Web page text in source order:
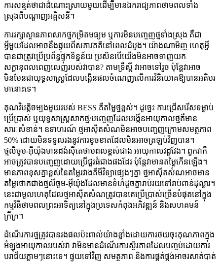
ការសន្មត់ថាជាដំណោះស្រាយមួយដើម្បីមានឯករាជ្យភាពថាមពលទាំង
ស្រុងពីបណ្តាញអគ្គិសនី។
ការរក្សាស្ថានភាពសាកថ្មកម្រិតមធ្យម ឬការមិនបញ្ចេញថ្មទាំងស្រុង គឺជា
អ្វីមួយដែលអាចនឹងផ្ទុយពីសភាវគតិនៅពេលដំបូង។ យ៉ាងណាមិញ ហេតុអ្វី
បានជាត្រូវប្រើប្រព័ន្ធផ្ទុកទិន្នន័យ ប្រសិនបើយើងមិនអាចទាញយក
សក្តានុពលពេញលេញរបស់វាបាន? តាមទ្រឹស្តី វាអាចទៅរួច ប៉ុន្តែវាអាច
មិនមែនជាយុទ្ធសាស្ត្រដែលបង្កើនផលចំណេញលើការវិនិយោគឱ្យបានអតិបរ
មានោះទេ។
គុណវិបត្តិចម្បងមួយរបស់ BESS គឺតម្លៃថ្មខ្ពស់។ ដូច្នេះ ការជ្រើសរើសទម្លាប់
ប្រើប្រាស់ ឬយុទ្ធសាស្ត្រសាកថ្ម/បញ្ចេញដែលបង្កើនអាយុកាលថ្មគឺមាន
សារៈសំខាន់។ ឧទាហរណ៍ ថ្មអាស៊ីតសំណមិនអាចបញ្ចេញក្រោមសមត្ថភាព
50% ដោយមិនទទួលរងនូវការខូចខាតដែលមិនអាចត្រឡប់វិញបាន។
ថ្មលីចូម-អ៊ីយ៉ុងមានដង់ស៊ីតេថាមពលខ្ពស់ជាង អាយុកាលវដ្តវែង។ ពួកវាក៏
អាចត្រូវបានបញ្ចេញដោយប្រើជួរធំជាងផងដែរ ប៉ុន្តែវាមានតម្លៃកើនឡើង។
មានភាពខុសគ្នាខ្ពស់នៃតម្លៃរវាងគីមីវិទ្យាផ្សេងៗគ្នា ថ្មអាស៊ីតសំណអាចមាន
តម្លៃថោកជាងថ្មលីចូម-អ៊ីយ៉ុងដែលមានទំហំដូចគ្នារាប់រយទៅរាប់ពាន់ដុល្លារ។
នេះជាមូលហេតុដែលថ្មអាស៊ីតសំណត្រូវបានគេប្រើប្រាស់ច្រើនបំផុតនៅក្នុង
កម្មវិធីថាមពលព្រះអាទិត្យនៅក្នុងប្រទេសកំពុងអភិវឌ្ឍន៍ និងសហគមន៍
ក្រីក្រ។
ដំណើរការថ្មត្រូវបានរងផលប៉ះពាល់យ៉ាងខ្លាំងដោយការថយចុះគុណភាពក្នុង
អំឡុងអាយុកាលរបស់វា វាមិនមានដំណើរការស្ថិរភាពដែលបញ្ចប់ដោយការ
បរាជ័យភ្លាមៗនោះទេ។ ផ្ទុយទៅវិញ សមត្ថភាព និងការផ្គត់ផ្គង់អាចរសាត់បាត់